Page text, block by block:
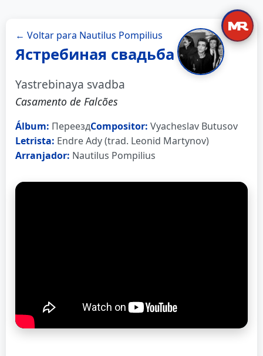
← Voltar para Nautilus Pompilius
Ястребиная свадьба
Yastrebinaya svadba
Casamento de Falcões
Álbum: ПереездCompositor: Vyacheslav Butusov
Letrista: Endre Ady (trad. Leonid Martynov)
Arranjador: Nautilus Pompilius